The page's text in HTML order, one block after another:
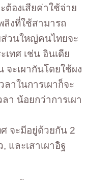
องเสียค่าใช้จ่าย
ลิงที่ใช้สามารถ
วนใหญ่คนไทยจะ
เทศ เช่น อินเดีย
ะเผากันโดยใช้ผง
ลาในการเผาก็จะ
า น้อยกว่าการเผา
ศ จะมีอยู่ด้วยกัน 2
และเสาเผาอิฐ